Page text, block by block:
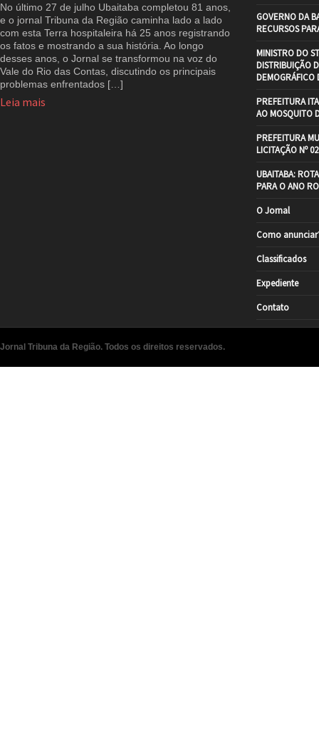
No último 27 de julho Ubaitaba completou 81 anos,
e o jornal Tribuna da Região caminha lado a lado
com esta Terra hospitaleira há 25 anos registrando
os fatos e mostrando a sua história. Ao longo
desses anos, o Jornal se transformou na voz do
Vale do Rio das Contas, discutindo os principais
problemas enfrentados […]
Leia mais
GOVERNO DA
RECURSOS
MINISTRO DO
DISTRIBUIÇÃO
DEMOGRÁFICO
PREFEITURA
AO MOSQUITO
PREFEITURA
LICITAÇÃO Nº
UBAITABA:
PARA O ANO
O Jornal
Como
Classificados
Expediente
Contato
Jornal Tribuna da Região. Todos os direitos reservados.